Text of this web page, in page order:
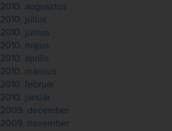
2010. augusztus
2010. július
2010. június
2010. május
2010. április
2010. március
2010. február
2010. január
2009. december
2009. november